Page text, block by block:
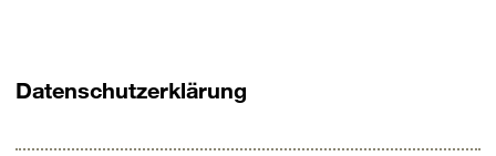
Datenschutzerklärung